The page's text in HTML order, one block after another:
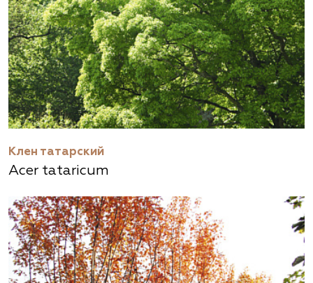
Клен татарский
Acer tataricum